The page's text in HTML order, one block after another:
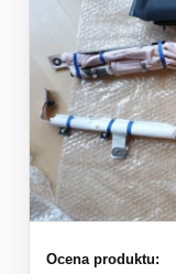
Ocena produktu: